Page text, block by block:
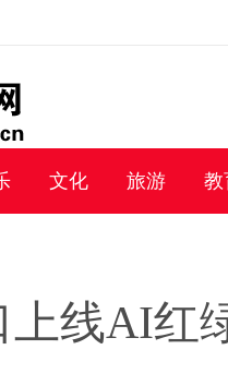
文化 旅游 教
上线AI红